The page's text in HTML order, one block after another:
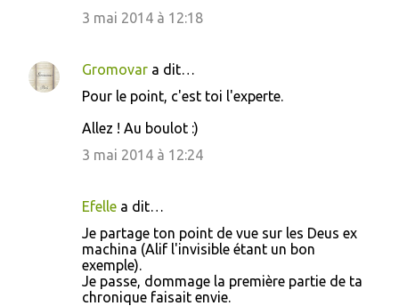
r
e
3 mai 2014 à 12:18
Gromovar a dit…
Pour le point, c'est toi l'experte.
Allez ! Au boulot :)
3 mai 2014 à 12:24
Efelle a dit…
Je partage ton point de vue sur les Deus ex
machina (Alif l'invisible étant un bon
exemple).
Je passe, dommage la première partie de ta
chronique faisait envie.